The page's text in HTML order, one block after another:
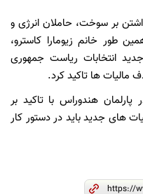
بر سوخت، حاملان انرژی و
طور خانم زیومارا کاسترو،
انتخابات ریاست جمهوری
مالیات ها تاکید کرد.
پارلمان هندوراس با تاکید بر
های جدید باید در دستور کار